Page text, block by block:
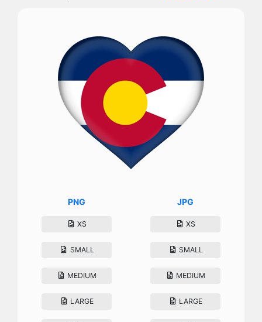
PNG
XS
SMALL
MEDIUM
LARGE
JPG
XS
SMALL
MEDIUM
LARGE